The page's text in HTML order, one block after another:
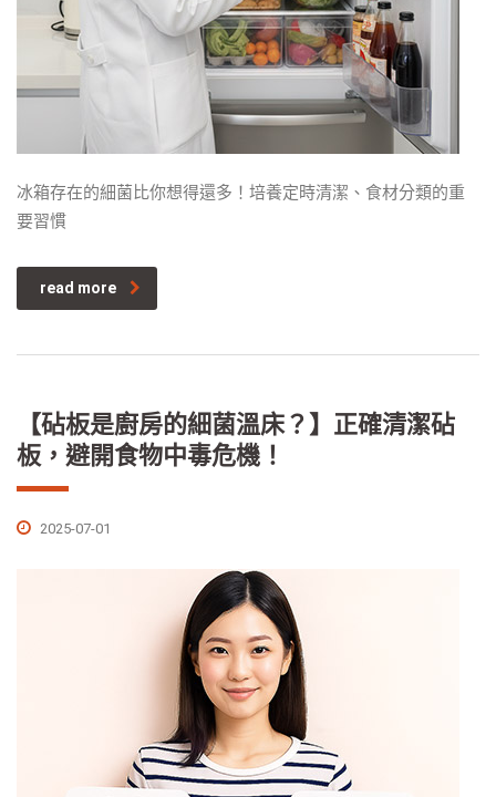
冰箱存在的細菌比你想得還多！培養定時清潔、食材分類的重
要習慣
read more
【砧板是廚房的細菌溫床？】正確清潔砧
板，避開食物中毒危機！
2025-07-01